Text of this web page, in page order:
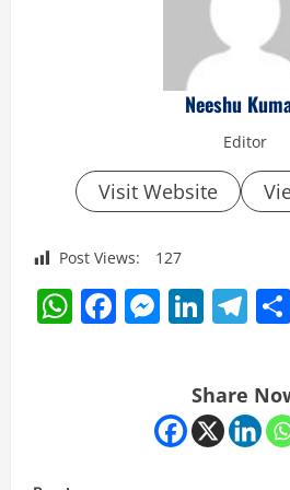
Neeshu
Editor
Visit Website
Post Views: 127
WhatsApp
Facebook
Share